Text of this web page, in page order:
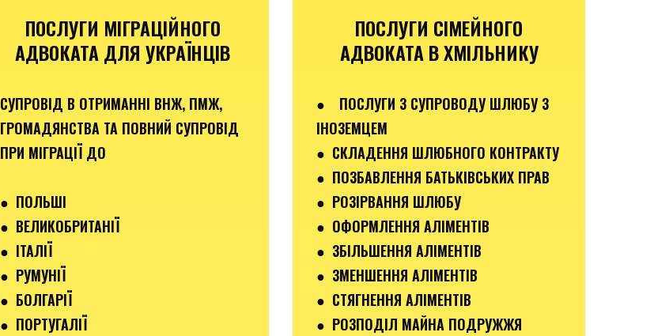
ПОСЛУГИ МІГРАЦІЙНОГО
АДВОКАТА ДЛЯ УКРАЇНЦІВ
СУПРОВІД В ОТРИМАННІ ВНЖ, ПМЖ,
ГРОМАДЯНСТВА ТА ПОВНИЙ СУПРОВІД
ПРИ МІГРАЦІЇ ДО
● ПОЛЬШІ
● ВЕЛИКОБРИТАНІЇ
● ІТАЛІЇ
● РУМУНІЇ
● БОЛГАРІЇ
● ПОРТУГАЛІЇ
ПОСЛУГИ СІМЕЙНОГО
АДВОКАТА В ХМІЛЬНИКУ
●
ПОСЛУГИ З СУПРОВОДУ ШЛЮБУ З
ІНОЗЕМЦЕМ
● СКЛАДЕННЯ ШЛЮБНОГО КОНТРАКТУ
● ПОЗБАВЛЕННЯ БАТЬКІВСЬКИХ ПРАВ
● РОЗІРВАННЯ ШЛЮБУ
● ОФОРМЛЕННЯ АЛІМЕНТІВ
● ЗБІЛЬШЕННЯ АЛІМЕНТІВ
● ЗМЕНШЕННЯ АЛІМЕНТІВ
● СТЯГНЕННЯ АЛІМЕНТІВ
● РОЗПОДІЛ МАЙНА ПОДРУЖЖЯ